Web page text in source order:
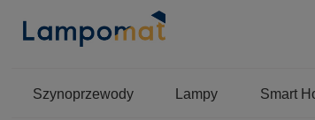
Szynoprzewody Lampy Smart